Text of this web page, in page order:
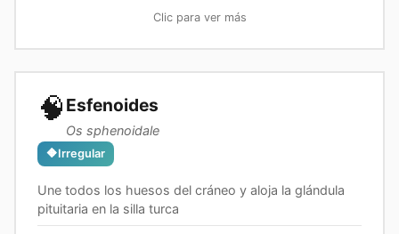
Clic para ver más
🧠 Esfenoides
Os sphenoidale
🔶Irregular
Une todos los huesos del cráneo y aloja la glándula
pituitaria en la silla turca